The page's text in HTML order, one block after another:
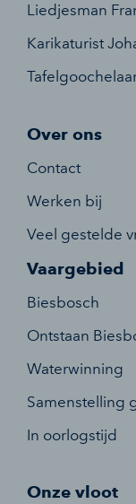
Liedjesman
Karikaturist
Over ons
Contact
Werken bij
Veel gestelde
Vaargebied
Biesbosch
Ontstaan
Waterwinning
Samenstelling
In oorlogstijd
Onze vloot